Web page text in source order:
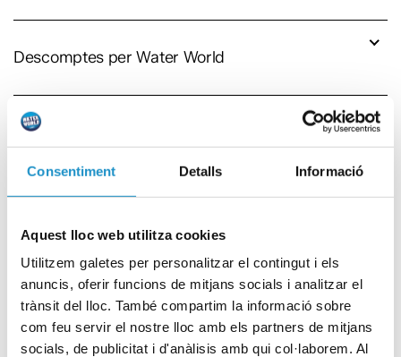
Consentiment Detalls Informació
Aquest lloc web utilitza cookies
Utilitzem galetes per personalitzar el contingut i els
anuncis, oferir funcions de mitjans socials i analitzar el
trànsit del lloc. També compartim la informació sobre
com feu servir el nostre lloc amb els partners de mitjans
socials, de publicitat i d'anàlisis amb qui col·laborem. Al
Descomptes per Water World
Water World proveeix de tovalloles als
visitants del parc?
Requeriments d’alçada per pujar a Water
World
Quina alçada té l’atracció més gran de
Water World?